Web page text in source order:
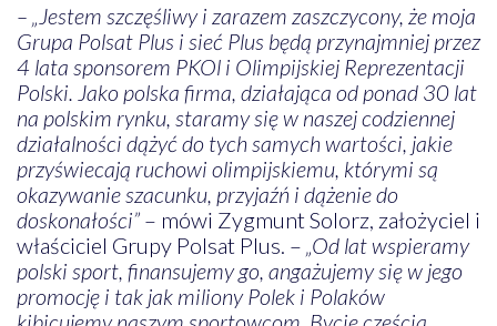
– „Jestem szczęśliwy i zarazem zaszczycony, że moja
Grupa Polsat Plus i sieć Plus będą przynajmniej przez
4 lata sponsorem PKOl i Olimpijskiej Reprezentacji
Polski. Jako polska firma, działająca od ponad 30 lat
na polskim rynku, staramy się w naszej codziennej
działalności dążyć do tych samych wartości, jakie
przyświecają ruchowi olimpijskiemu, którymi są
okazywanie szacunku, przyjaźń i dążenie do
doskonałości”– mówi Zygmunt Solorz, założyciel i
właściciel Grupy Polsat Plus. – „Od lat wspieramy
polski sport, finansujemy go, angażujemy się w jego
promocję i tak jak miliony Polek i Polaków